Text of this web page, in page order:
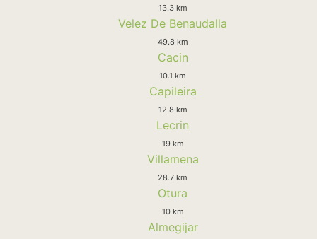
13.3 km
Velez De Benaudalla
49.8 km
Cacin
10.1 km
Capileira
12.8 km
Lecrin
19 km
Villamena
28.7 km
Otura
10 km
Almegijar